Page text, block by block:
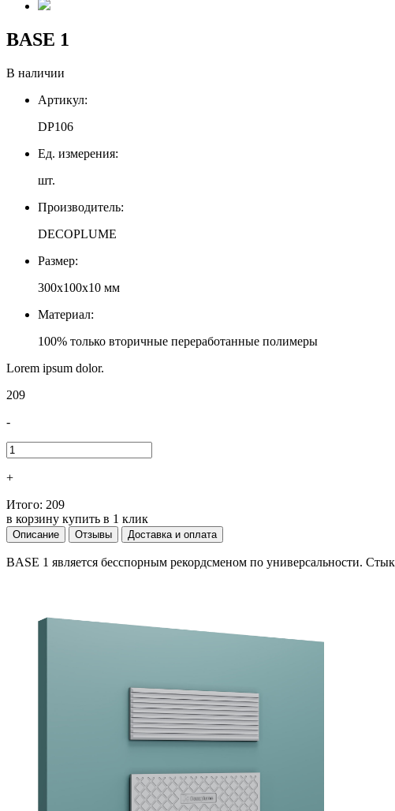
BASE 1
В наличии
Артикул:
DP106
Ед. измерения:
шт.
Производитель:
DECOPLUME
Размер:
300x100x10 мм
Материал:
100% только вторичные переработанные полимеры
Lorem ipsum dolor.
209
-
+
Итого: 209
в корзину купить в 1 клик
Описание Отзывы Доставка и оплата
BASE 1 является бесспорным рекордсменом по универсальности.